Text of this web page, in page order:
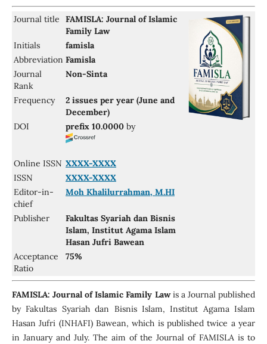
Journal title
FAMISLA: Journal of Islamic
Family Law
Initials
famisla
Abbreviation Famisla
Journal
Rank
Non-Sinta
Frequency
2 issues per year (June and
December)
DOI
prefix 10.0000 by
Online ISSN XXXX-XXXX
ISSN
XXXX-XXXX
Editor-in-
chief
Moh Khalilurrahman, M.HI
Publisher
Fakultas Syariah dan Bisnis
Islam, Institut Agama Islam
Hasan Jufri Bawean
Acceptance
Ratio
75%
FAMISLA: Journal of Islamic Family Lawis a Journal published
by Fakultas Syariah dan Bisnis Islam, Institut Agama Islam
Hasan Jufri (INHAFI) Bawean, which is published twice a year
in January and July. The aim of the Journal of FAMISLA is to